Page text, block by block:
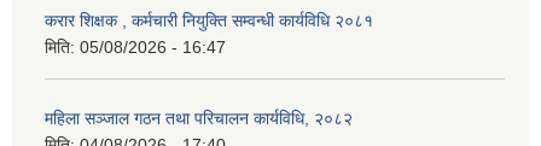
करार शिक्षक , कर्मचारी नियुक्ति सम्वन्धी कार्यविधि २०८१
मिति: 05/08/2026 - 16:47
महिला सञ्जाल गठन तथा परिचालन कार्यविधि, २०८२